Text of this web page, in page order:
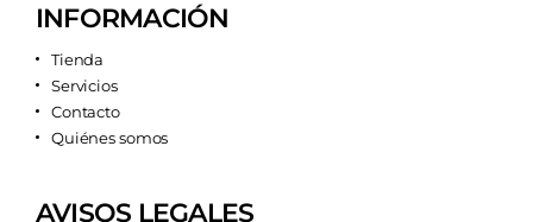
INFORMACIÓN
Tienda
Servicios
Contacto
Quiénes somos
AVISOS LEGALES